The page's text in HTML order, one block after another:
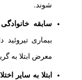
شوند.
سابقه
بیماری
معرض ابتلا به
ابتلا به سایر